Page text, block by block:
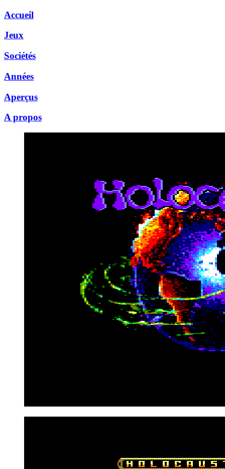
Accueil
Jeux
Sociétés
Années
Aperçus
A propos